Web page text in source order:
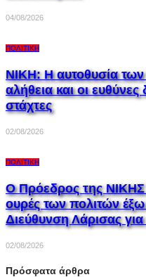
04/08/2026
ΠΟΛΙΤΙΚΉ
ΝΙΚΗ: Η αυτοθυσία των
αλήθεια και οι
στάχτες
02/08/2026
ΠΟΛΙΤΙΚΉ
Ο Πρόεδρος της ΝΙΚΗΣ
ουρές των πολιτών
Διεύθυνση Λάρισας
02/08/2026
Πρόσφατα άρθρα